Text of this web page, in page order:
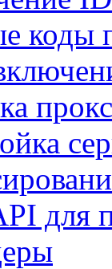
коды
для